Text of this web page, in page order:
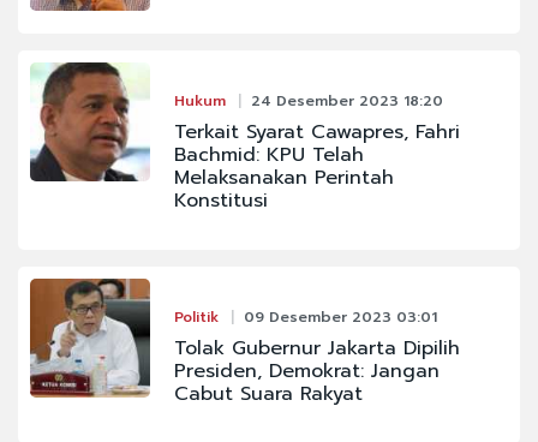
Hukum 24 Desember 2023 18:20
Terkait Syarat Cawapres, Fahri
Bachmid: KPU Telah
Melaksanakan Perintah
Konstitusi
Politik 09 Desember 2023 03:01
Tolak Gubernur Jakarta Dipilih
Presiden, Demokrat: Jangan
Cabut Suara Rakyat